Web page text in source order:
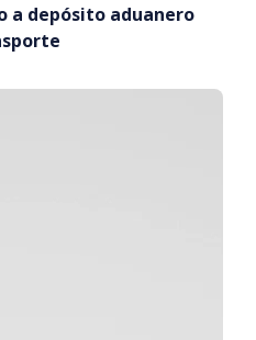
a depósito aduanero